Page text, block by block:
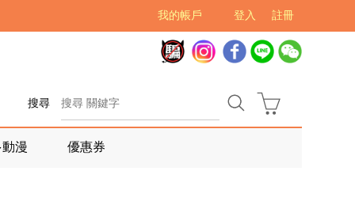
註冊
登入
我的帳戶
搜尋
漫 優惠券